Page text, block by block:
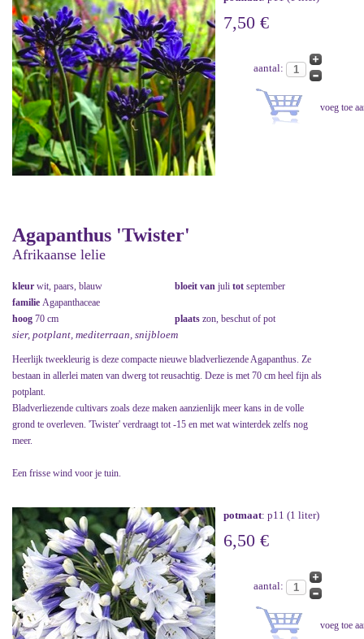
7,50 €
aantal:
Agapanthus 'Twister'
Afrikaanse lelie
kleur wit, paars, blauw bloeit van juli tot september
familie Agapanthaceae
hoog 70 cm plaats zon, beschut of pot
sier, potplant, mediterraan, snijbloem
Heerlijk tweekleurig is deze compacte nieuwe bladverliezende Agapanthus. Ze
bestaan in allerlei maten van dwerg tot reusachtig. Deze is met 70 cm heel fijn als
potplant.
Bladverliezende cultivars zoals deze maken aanzienlijk meer kans in de volle
grond te overleven. 'Twister' verdraagt tot -15 en met wat winterdek zelfs nog
meer.
Een frisse wind voor je tuin.
potmaat: p11 (1 liter)
6,50 €
aantal: